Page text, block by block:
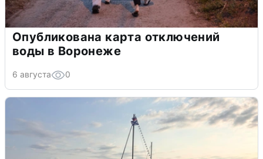
Опубликована карта отключений
воды в Воронеже
6 августа 0